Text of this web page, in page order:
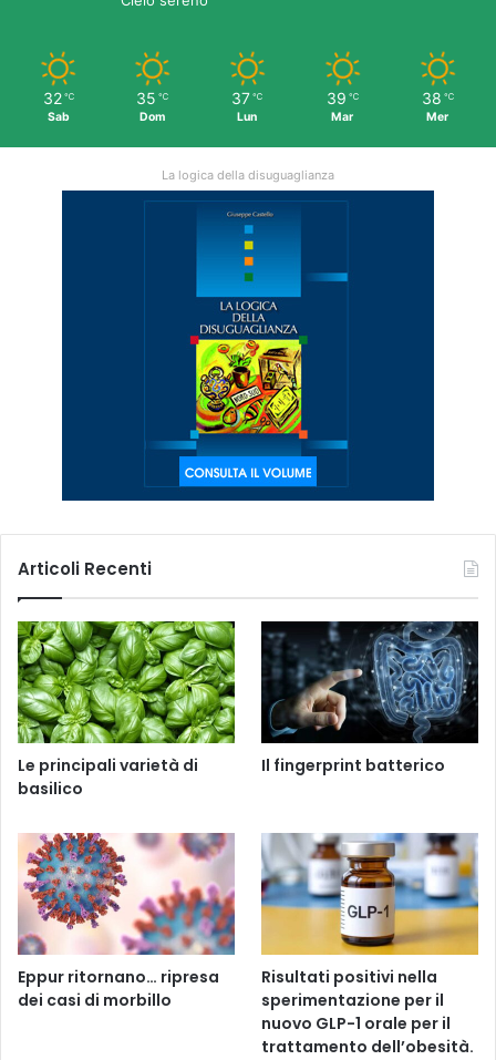
32 ℃
Sab
35 ℃
Dom
37 ℃
Lun
39 ℃
Mar
38 ℃
Mer
La logica della disuguaglianza
Articoli Recenti
Le principali varietà di
basilico
Il fingerprint batterico
Eppur ritornano… ripresa
dei casi di morbillo
Risultati positivi nella
sperimentazione per il
nuovo GLP-1 orale per il
trattamento dell’obesità.